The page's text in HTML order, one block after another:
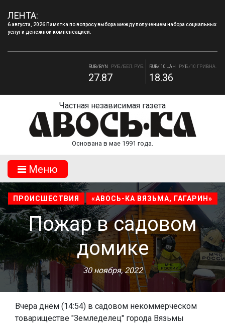
ЛЕНТА:
6 августа, 2026 Памятка по вопросу выбора между получением набора социальных
услуг и денежной компенсацией.
82.17
RUB/BYN РУБ./БЕЛ. РУБ.
27.87
RUB/ 10 UAH РУБ./10 ГРИВНА.
18.36
Частная независимая газета
Основана в мае 1991 года.
Mеню
ПРОИСШЕСТВИЯ «АВОСЬ-КА ВЯЗЬМА, ГАГАРИН»
Пожар в садовом
домике
30 ноября, 2022
Вчера днём (14:54) в садовом некоммерческом
товариществе "Земледелец" города Вязьмы